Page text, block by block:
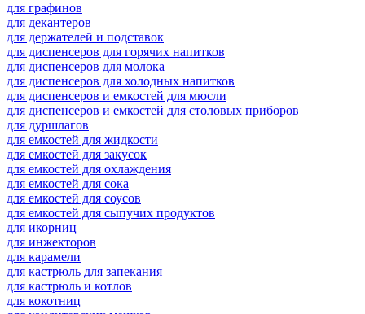
для графинов
для декантеров
для держателей и подставок
для диспенсеров для горячих напитков
для диспенсеров для молока
для диспенсеров для холодных напитков
для диспенсеров и емкостей для мюсли
для диспенсеров и емкостей для столовых приборов
для дуршлагов
для емкостей для жидкости
для емкостей для закусок
для емкостей для охлаждения
для емкостей для сока
для емкостей для соусов
для емкостей для сыпучих продуктов
для икорниц
для инжекторов
для карамели
для кастрюль для запекания
для кастрюль и котлов
для кокотниц